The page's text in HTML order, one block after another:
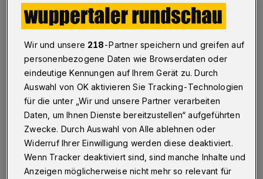
Foto: Sabine Damaschke
Von Sabine Damaschke
D er Duft nach Gemüse, mediterranen
Gewürzen und Knoblauch hängt noch in
der Luft. Gerade eben haben hier Studierende
noch gekocht, schon lernen sie wieder. Einige
Wir und unsere 218-Partner speichern und greifen auf
personenbezogene Daten wie Browserdaten oder
eindeutige Kennungen auf Ihrem Gerät zu. Durch
Auswahl von OK aktivieren Sie Tracking-Technologien
für die unter „Wir und unsere Partner verarbeiten
Daten, um Ihnen Dienste bereitzustellen“ aufgeführten
Zwecke. Durch Auswahl von Alle ablehnen oder
Widerruf Ihrer Einwilligung werden diese deaktiviert.
Wenn Tracker deaktiviert sind, sind manche Inhalte und
Anzeigen möglicherweise nicht mehr so relevant für